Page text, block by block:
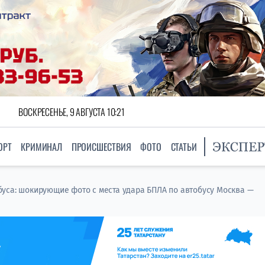
ВОСКРЕСЕНЬЕ, 9 АВГУСТА 10:21
КРИМИНАЛ ПРОИСШЕСТВИЯ ФОТО СТАТЬИ
шокирующие фото с места удара БПЛА по автобусу Москва —